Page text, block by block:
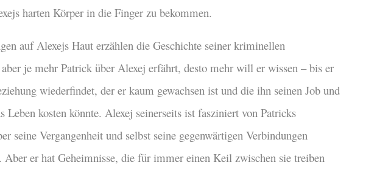
harten Körper in die Finger zu bekommen.
auf Alexejs Haut erzählen die Geschichte seiner kriminellen
je mehr Patrick über Alexej erfährt, desto mehr will er wissen – bis er
wiederfindet, der er kaum gewachsen ist und die ihn seinen Job und
Leben kosten könnte. Alexej seinerseits ist fasziniert von Patricks
seine Vergangenheit und selbst seine gegenwärtigen Verbindungen
Aber er hat Geheimnisse, die für immer einen Keil zwischen sie treiben